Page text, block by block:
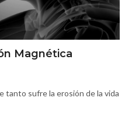
Magnética
tanto sufre la erosión de la vida